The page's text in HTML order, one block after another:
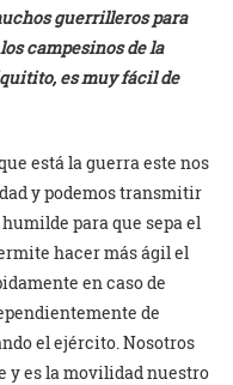
guerrilleros para
campesinos de la
es muy fácil de
está la guerra este nos
y podemos transmitir
para que sepa el
hacer más ágil el
en caso de
de
el ejército. Nosotros
y es la movilidad nuestro